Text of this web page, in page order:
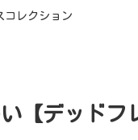
コレクション
【デッドフ